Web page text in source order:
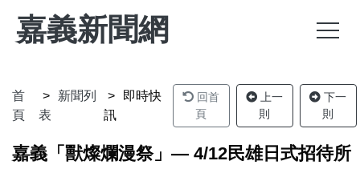
嘉義新聞網
首
頁
新聞列
表
即時快
訊
回首
頁
上一
則
下一
則
嘉義「獸燦爛漫祭」— 4/12民雄日式招待所